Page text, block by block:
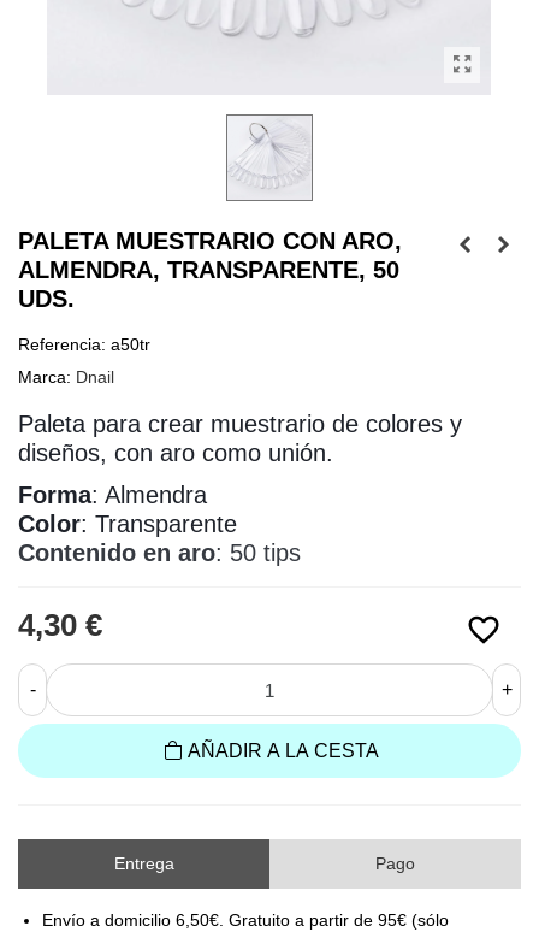
PALETA MUESTRARIO CON ARO,
ALMENDRA, TRANSPARENTE, 50
UDS.
Referencia: a50tr
Marca: Dnail
Paleta para crear muestrario de colores y
diseños, con aro como unión.
Forma: Almendra
Color: Transparente
Contenido en aro: 50 tips
favorite_border
4,30 €
- +
AÑADIR A LA CESTA
Entrega Pago
Envío a domicilio 6,50€. Gratuito a partir de 95€ (sólo